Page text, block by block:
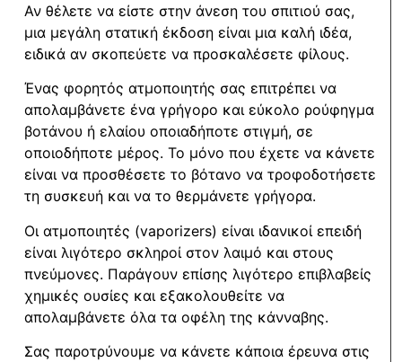
Αν θέλετε να είστε στην άνεση του σπιτιού σας,
μια μεγάλη στατική έκδοση είναι μια καλή ιδέα,
ειδικά αν σκοπεύετε να προσκαλέσετε φίλους.
Ένας φορητός ατμοποιητής σας επιτρέπει να
απολαμβάνετε ένα γρήγορο και εύκολο ρούφηγμα
βοτάνου ή ελαίου οποιαδήποτε στιγμή, σε
οποιοδήποτε μέρος. Το μόνο που έχετε να κάνετε
είναι να προσθέσετε το βότανο να τροφοδοτήσετε
τη συσκευή και να το θερμάνετε γρήγορα.
Οι ατμοποιητές (vaporizers) είναι ιδανικοί επειδή
είναι λιγότερο σκληροί στον λαιμό και στους
πνεύμονες. Παράγουν επίσης λιγότερο επιβλαβείς
χημικές ουσίες και εξακολουθείτε να
απολαμβάνετε όλα τα οφέλη της κάνναβης.
Σας παροτρύνουμε να κάνετε κάποια έρευνα στις